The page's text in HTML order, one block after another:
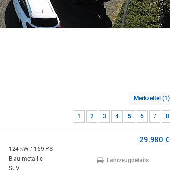
Merkzettel (1)
1 2 3 4 5 6 7 8
124 kW / 169 PS
Blau metallic
SUV
29.980 €
Fahrzeugdetails